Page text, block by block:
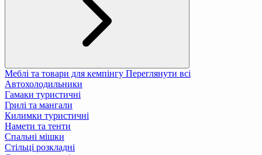
Меблі та товари для кемпінгу Переглянути всі
Автохолодильники
Гамаки туристичні
Грилі та мангали
Килимки туристичні
Намети та тенти
Спальні мішки
Стільці розкладні